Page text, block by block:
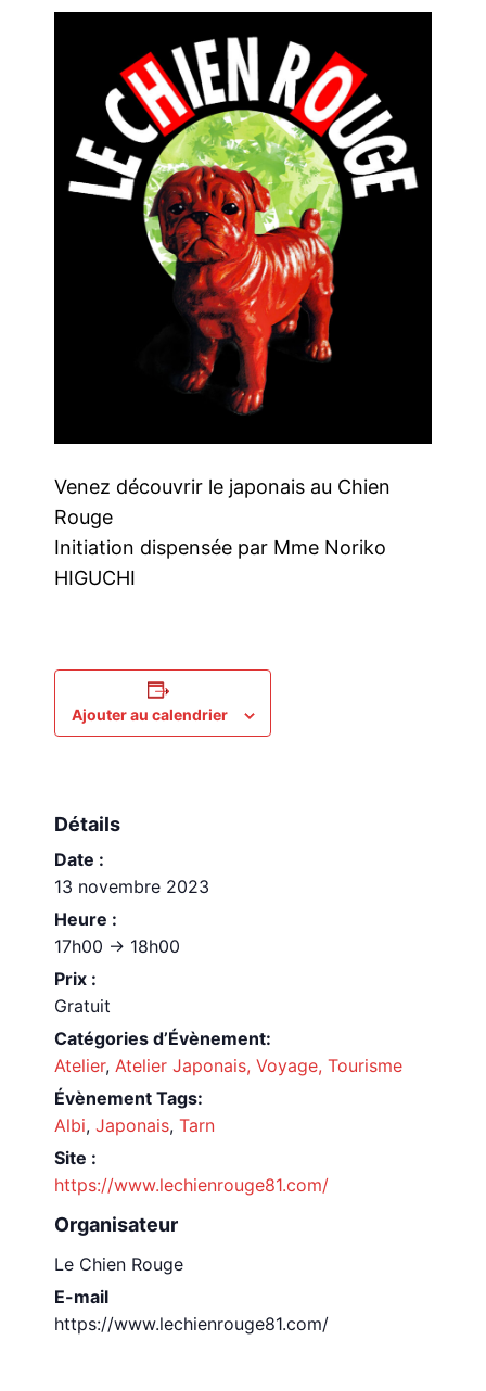
Venez découvrir le japonais au Chien
Rouge
Initiation dispensée par Mme Noriko
HIGUCHI
Ajouter au calendrier
Détails
Date :
13 novembre 2023
Heure :
17h00 -> 18h00
Prix :
Gratuit
Catégories d’Évènement:
Atelier, Atelier Japonais, Voyage, Tourisme
Évènement Tags:
Albi,Japonais,Tarn
Site :
https://www.lechienrouge81.com/
Organisateur
Le Chien Rouge
E-mail
https://www.lechienrouge81.com/